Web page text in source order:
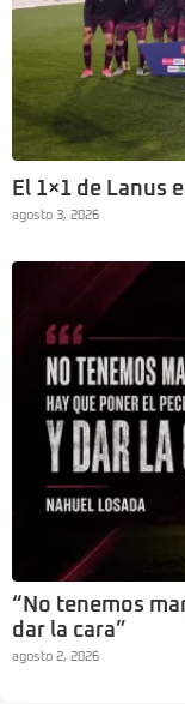
El 1×1 de Lanus
agosto 3, 2026
“No tenemos
dar la cara”
agosto 2, 2026